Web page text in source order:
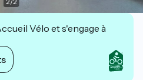
Vélo et s'engage à